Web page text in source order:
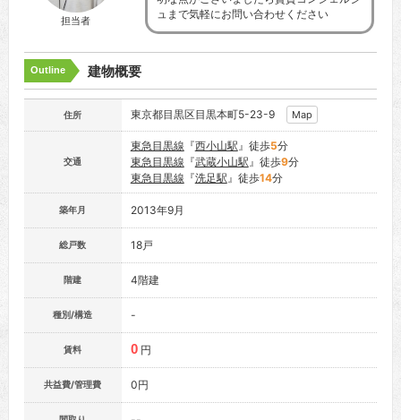
担当者
ュまで気軽にお問い合わせください
Outline 建物概要
住所 東京都目黒区目黒本町5-23-9 Map
交通
東急目黒線 『西小山駅』徒歩5分
東急目黒線 『武蔵小山駅』徒歩9分
東急目黒線 『洗足駅』徒歩14分
築年月 2013年9月
総戸数 18戸
階建 4階建
種別/構造 -
賃料 0 円
共益費/管理費 0円